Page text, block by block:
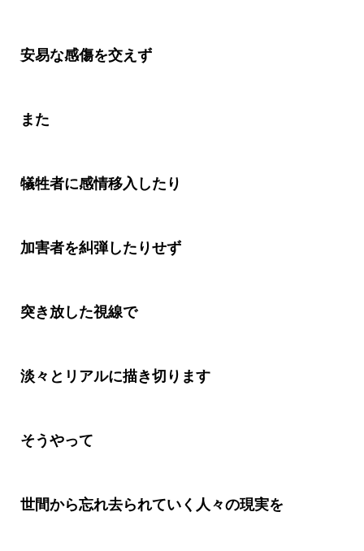
安易な感傷を交えず
また
犠牲者に感情移入したり
加害者を糾弾したりせず
突き放した視線で
淡々とリアルに描き切ります
そうやって
世間から忘れ去られていく人々の現実を